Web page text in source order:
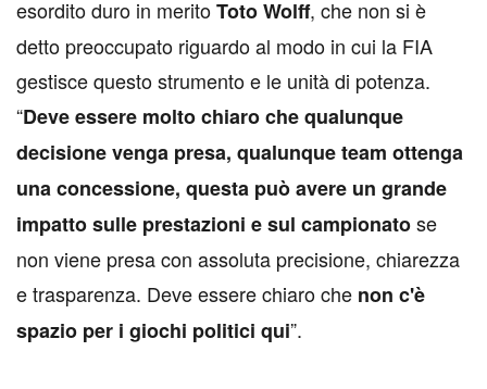
esordito duro in meritoToto Wolff, che non si è
detto preoccupato riguardo al modo in cui la FIA
gestisce questo strumento e le unità di potenza.
“Deve essere molto chiaro che qualunque
decisione venga presa, qualunque team ottenga
una concessione, questa può avere un grande
impatto sulle prestazioni e sul campionatose
non viene presa con assoluta precisione, chiarezza
e trasparenza. Deve essere chiaro che non c'è
spazio per i giochi politici qui”.